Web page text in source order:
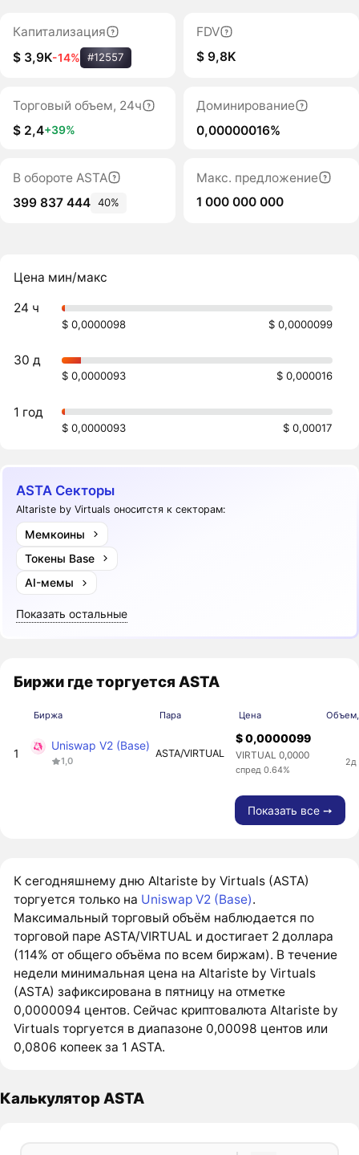
Капитализация
$ 3,9K-14% #12557
FDV
$ 9,8K
Торговый объем, 24ч
$ 2,4+39%
Доминирование
0,00000016%
В обороте ASTA
399 837 444 40%
Макс. предложение
1 000 000 000
Цена мин/макс
24 ч
$ 0,0000098 $ 0,0000099
30 д
$ 0,0000093 $ 0,000016
1 год
$ 0,0000093 $ 0,00017
ASTA Секторы
Altariste by Virtuals оноситстя к секторам:
Мемкоины
Токены Base
AI-мемы
Показать остальные
Биржи где торгуется ASTA
Биржа Пара Цена
1
Uniswap V2 (Base)
1,0
ASTA/VIRTUAL
$ 0,0000099
VIRTUAL 0,0000
спред 0.64%
2д
Показать все ➙
К сегодняшнему дню Altariste by Virtuals (ASTA)
торгуется только на Uniswap V2 (Base).
Максимальный торговый объём наблюдается по
торговой паре ASTA/VIRTUAL и достигает 2 доллара
(114% от общего объёма по всем биржам). В течение
недели минимальная цена на Altariste by Virtuals
(ASTA) зафиксирована в пятницу на отметке
0,0000094 центов. Сейчас криптовалюта Altariste by
Virtuals торгуется в диапазоне 0,00098 центов или
0,0806 копеек за 1 ASTA.
Калькулятор ASTA